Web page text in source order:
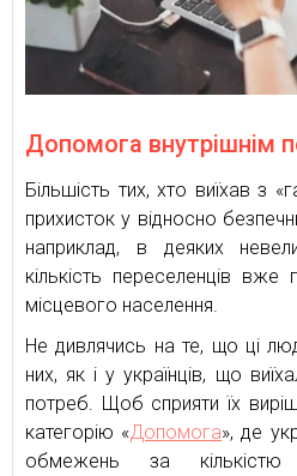
Допомога внутрішнім
Більшість тих, хто виїхав з
прихисток у відносно
наприклад, в деяких
кількість переселенців вже
місцевого населення.
Не дивлячись на те, що ці
них, як і у українців, що
потреб. Щоб сприяти їх
категорію «Допомога», де
обмежень за